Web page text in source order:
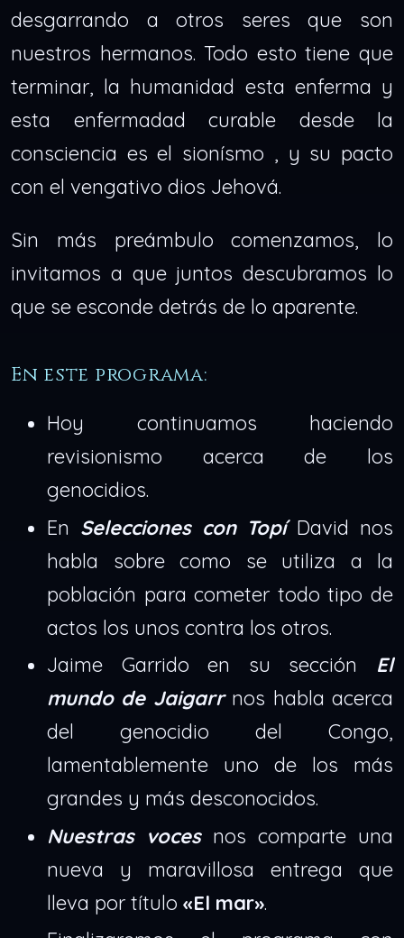
desgarrando a otros seres que son
nuestros hermanos. Todo esto tiene que
terminar, la humanidad esta enferma y
esta enfermadad curable desde la
consciencia es el sionísmo , y su pacto
con el vengativo dios Jehová.
Sin más preámbulo comenzamos, lo
invitamos a que juntos descubramos lo
que se esconde detrás de lo aparente.
En este programa:
Hoy continuamos haciendo
revisionismo acerca de los
genocidios.
En Selecciones con TopíDavid nos
habla sobre como se utiliza a la
población para cometer todo tipo de
actos los unos contra los otros.
Jaime Garrido en su sección El
mundo de Jaigarrnos habla acerca
del genocidio del Congo,
lamentablemente uno de los más
grandes y más desconocidos.
Nuestras vocesnos comparte una
nueva y maravillosa entrega que
lleva por título «El mar».